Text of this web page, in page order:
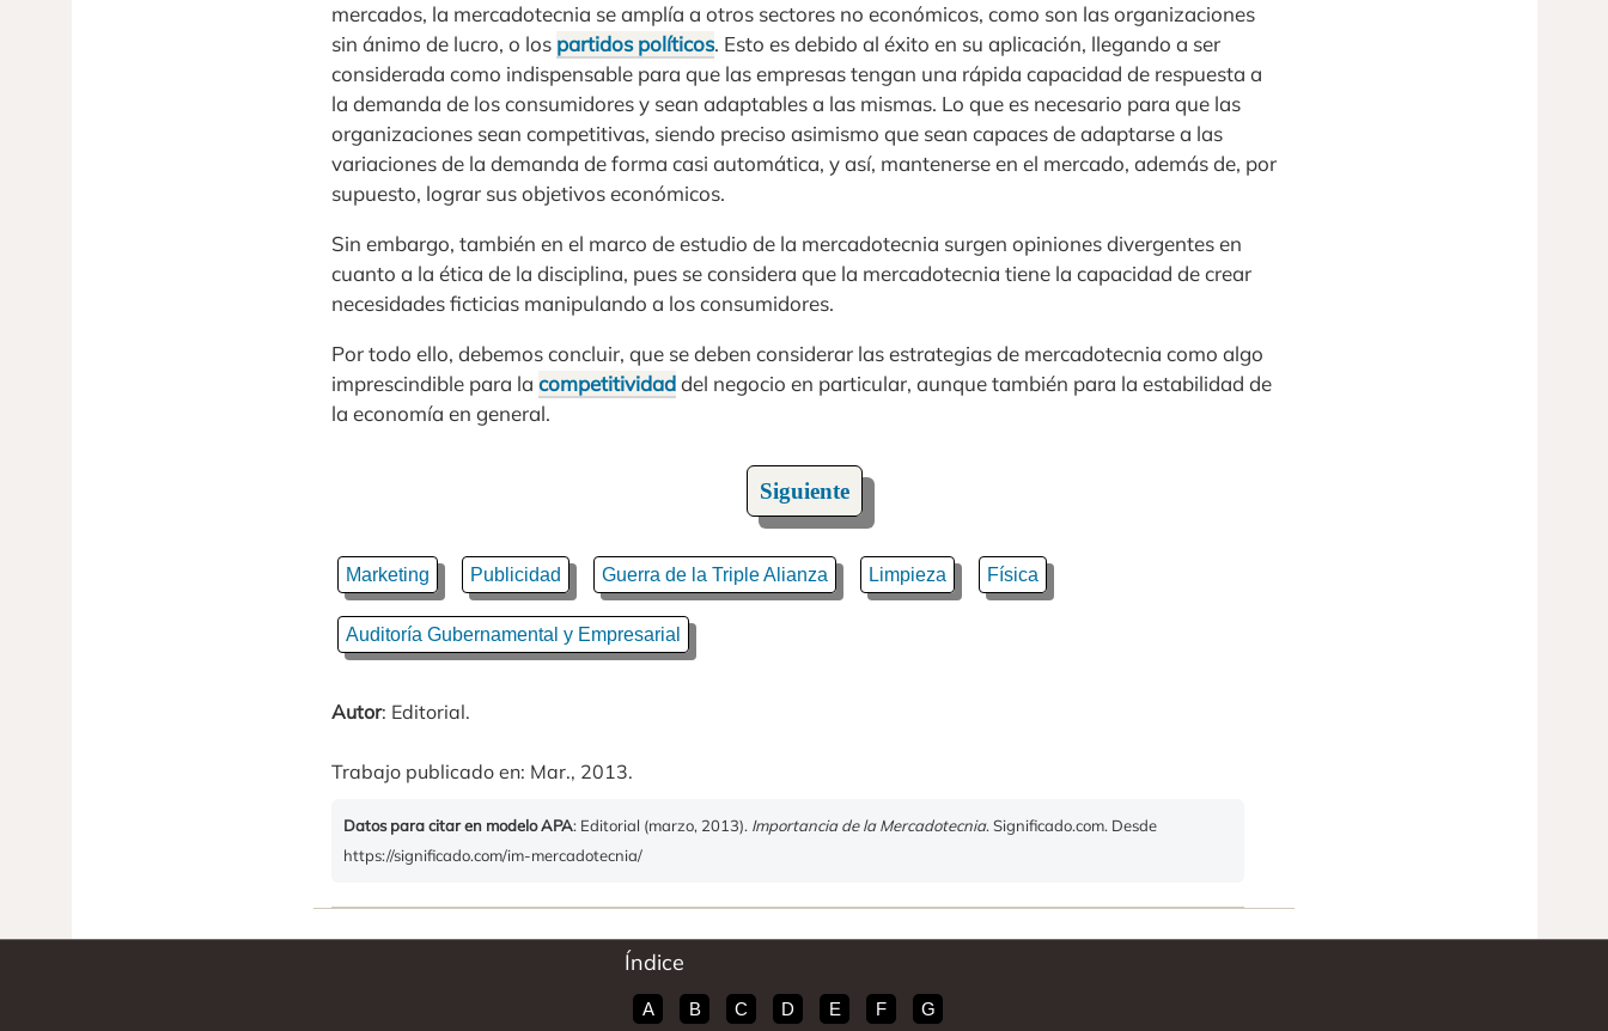
mercados, la mercadotecnia se amplía a otros sectores no económicos, como son las organizaciones
sin ánimo de lucro, o los partidos políticos. Esto es debido al éxito en su aplicación, llegando a ser
considerada como indispensable para que las empresas tengan una rápida capacidad de respuesta a
la demanda de los consumidores y sean adaptables a las mismas. Lo que es necesario para que las
organizaciones sean competitivas, siendo preciso asimismo que sean capaces de adaptarse a las
variaciones de la demanda de forma casi automática, y así, mantenerse en el mercado, además de, por
supuesto, lograr sus objetivos económicos.
Sin embargo, también en el marco de estudio de la mercadotecnia surgen opiniones divergentes en
cuanto a la ética de la disciplina, pues se considera que la mercadotecnia tiene la capacidad de crear
necesidades ficticias manipulando a los consumidores.
Por todo ello, debemos concluir, que se deben considerar las estrategias de mercadotecnia como algo
imprescindible para la competitividaddel negocio en particular, aunque también para la estabilidad de
la economía en general.
Siguiente
Marketing Publicidad Guerra de la Triple Alianza Limpieza Física
Auditoría Gubernamental y Empresarial
Autor: Editorial.
Trabajo publicado en: Mar., 2013.
Datos para citar en modelo APA: Editorial (marzo, 2013). Importancia de la Mercadotecnia. Significado.com. Desde
https://significado.com/im-mercadotecnia/
Índice
A B C D E F G